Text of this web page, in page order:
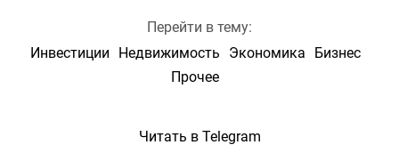
Перейти в тему:
Инвестиции
Недвижимость Экономика
Бизнес
Прочее
Читать в Telegram